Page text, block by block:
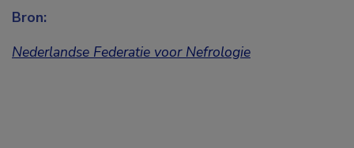
Bron:
Nederlandse Federatie voor Nefrologie